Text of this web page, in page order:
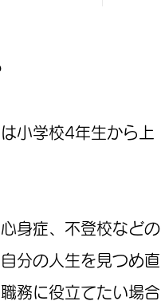
小学校4年生から上
身症、不登校などの
分の人生を見つめ直
務に役立てたい場合